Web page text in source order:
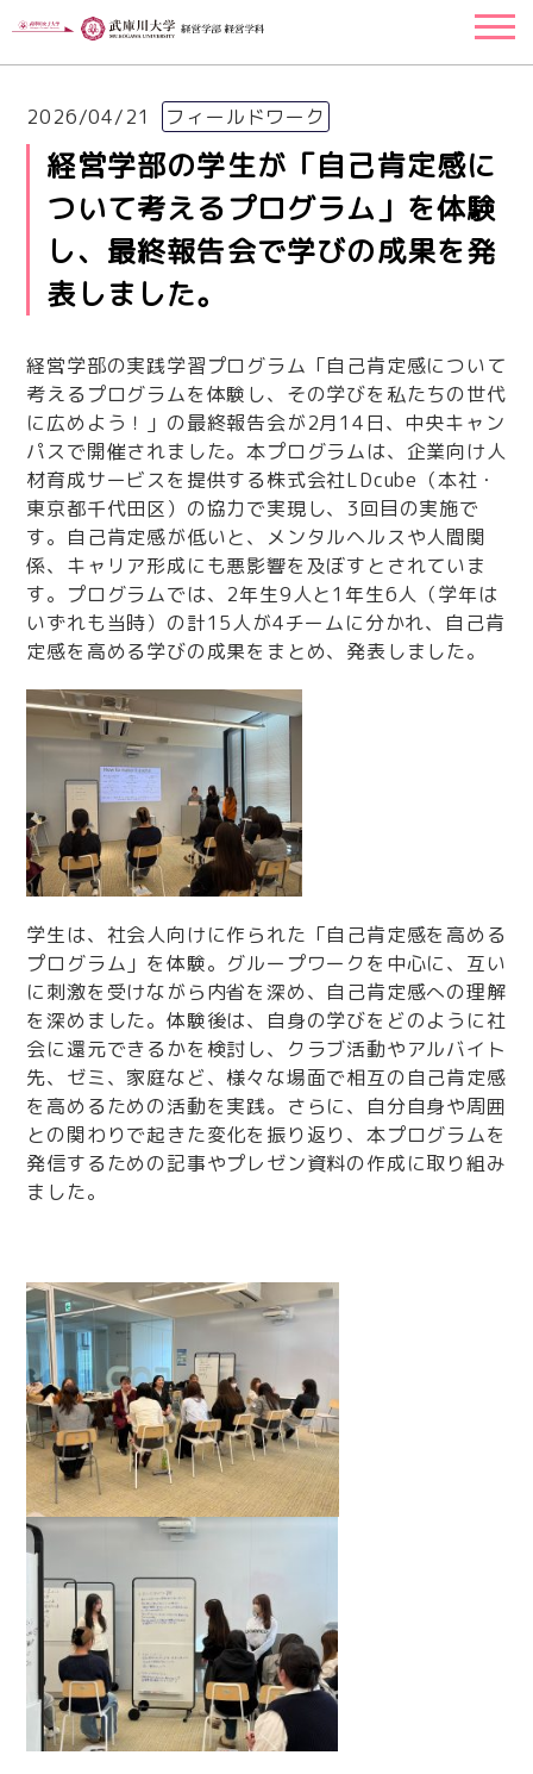
2026/04/21 フィールドワーク
経営学部の学生が「自己肯定感に
ついて考えるプログラム」を体験
し、最終報告会で学びの成果を発
表しました。
経営学部の実践学習プログラム「自己肯定感について
考えるプログラムを体験し、その学びを私たちの世代
に広めよう！」の最終報告会が2月14日、中央キャン
パスで開催されました。本プログラムは、企業向け人
材育成サービスを提供する株式会社LDcube（本社・
東京都千代田区）の協力で実現し、3回目の実施で
す。自己肯定感が低いと、メンタルヘルスや人間関
係、キャリア形成にも悪影響を及ぼすとされていま
す。プログラムでは、2年生9人と1年生6人（学年は
いずれも当時）の計15人が4チームに分かれ、自己肯
定感を高める学びの成果をまとめ、発表しました。
学生は、社会人向けに作られた「自己肯定感を高める
プログラム」を体験。グループワークを中心に、互い
に刺激を受けながら内省を深め、自己肯定感への理解
を深めました。体験後は、自身の学びをどのように社
会に還元できるかを検討し、クラブ活動やアルバイト
先、ゼミ、家庭など、様々な場面で相互の自己肯定感
を高めるための活動を実践。さらに、自分自身や周囲
との関わりで起きた変化を振り返り、本プログラムを
発信するための記事やプレゼン資料の作成に取り組み
ました。